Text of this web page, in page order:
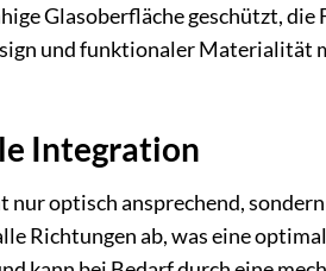
Glasoberfläche geschützt,
und funktionaler Materialität
Integration
nur optisch ansprechend,
Richtungen ab, was eine